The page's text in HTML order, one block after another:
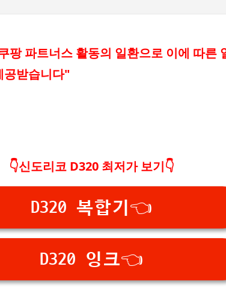
팡 파트너스 활동의 일환으로 이에 따른
공받습니다"
👇신도리코 D320 최저가 보기👇
D320 복합기👈
D320 잉크👈